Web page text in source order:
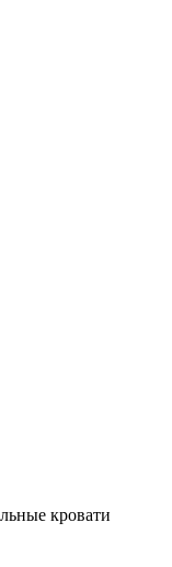
кровати